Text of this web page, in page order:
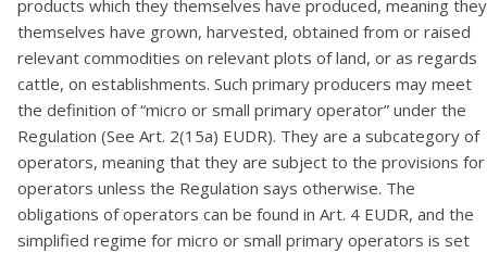
products which they themselves have produced, meaning they
themselves have grown, harvested, obtained from or raised
relevant commodities on relevant plots of land, or as regards
cattle, on establishments. Such primary producers may meet
the definition of “micro or small primary operator” under the
Regulation (See Art. 2(15a) EUDR). They are a subcategory of
operators, meaning that they are subject to the provisions for
operators unless the Regulation says otherwise. The
obligations of operators can be found in Art. 4 EUDR, and the
simplified regime for micro or small primary operators is set